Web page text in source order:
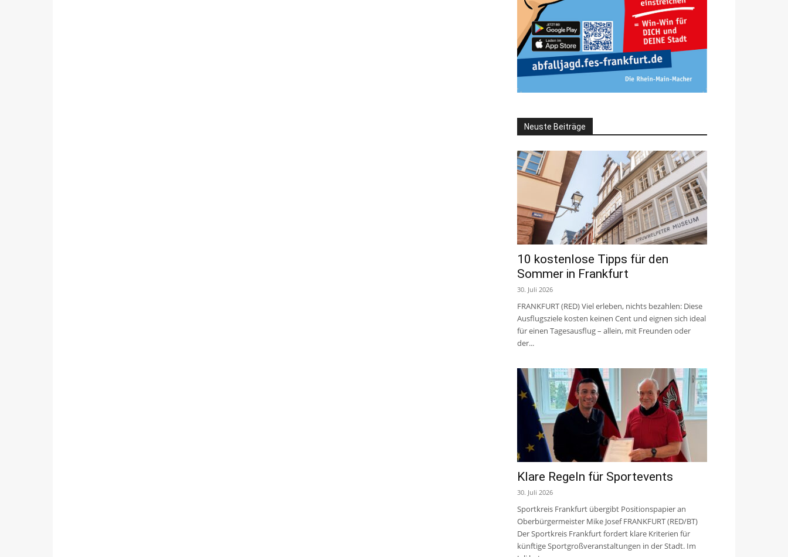
Neuste Beiträge
10 kostenlose Tipps für den
Sommer in Frankfurt
30. Juli 2026
FRANKFURT (RED) Viel erleben, nichts bezahlen: Diese
Ausflugsziele kosten keinen Cent und eignen sich ideal
für einen Tagesausflug – allein, mit Freunden oder
der...
Klare Regeln für Sportevents
30. Juli 2026
Sportkreis Frankfurt übergibt Positionspapier an
Oberbürgermeister Mike Josef FRANKFURT (RED/BT)
Der Sportkreis Frankfurt fordert klare Kriterien für
künftige Sportgroßveranstaltungen in der Stadt. Im